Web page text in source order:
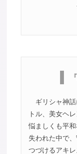
ギリシャ神
トル、美女ヘ
悩ましくも平
失われた中で
つづけるアキ